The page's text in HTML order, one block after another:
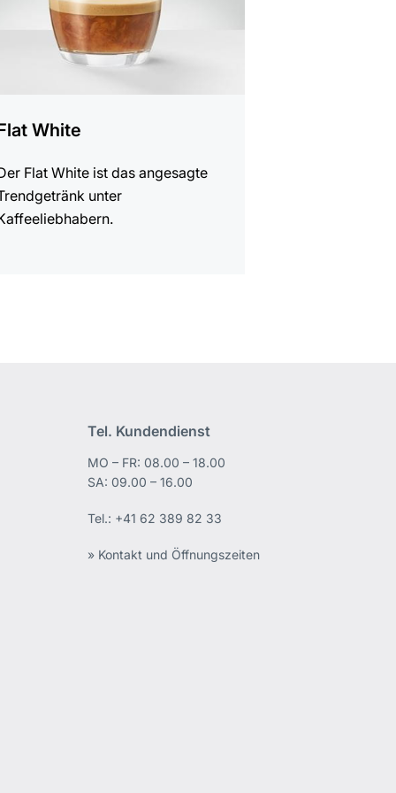
White
Flat White ist das angesagte
unter
Tel. Kundendienst
MO – FR: 08.00 – 18.00
SA: 09.00 – 16.00
Tel.: +41 62 389 82 33
» Kontakt und Öffnungszeiten